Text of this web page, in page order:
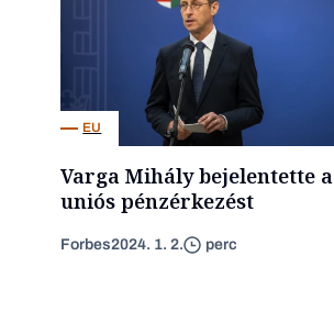
EU
Varga Mihály bejelentette
uniós pénzérkezést
Forbes2024. 1. 2. perc